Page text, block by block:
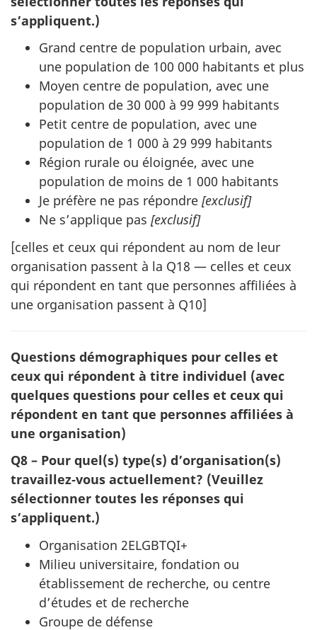
s’appliquent.)
Grand centre de population urbain, avec
une population de 100 000 habitants et plus
Moyen centre de population, avec une
population de 30 000 à 99 999 habitants
Petit centre de population, avec une
population de 1 000 à 29 999 habitants
Région rurale ou éloignée, avec une
population de moins de 1 000 habitants
Je préfère ne pas répondre [exclusif]
Ne s’applique pas [exclusif]
[celles et ceux qui répondent au nom de leur
organisation passent à la Q18 — celles et ceux
qui répondent en tant que personnes affiliées à
une organisation passent à Q10]
Questions démographiques pour celles et
ceux qui répondent à titre individuel (avec
quelques questions pour celles et ceux qui
répondent en tant que personnes affiliées à
une organisation)
Q8 – Pour quel(s) type(s) d’organisation(s)
travaillez‑vous actuellement? (Veuillez
sélectionner toutes les réponses qui
s’appliquent.)
Organisation 2ELGBTQI+
Milieu universitaire, fondation ou
établissement de recherche, ou centre
d’études et de recherche
Groupe de défense